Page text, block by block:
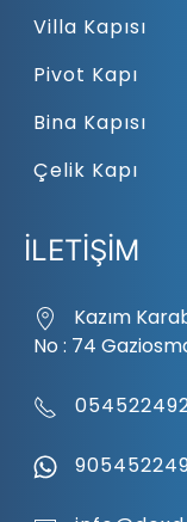
Villa Kapısı
Pivot Kapı
Bina Kapısı
Çelik Kapı
İLETİŞİM
Kazım
No : 74